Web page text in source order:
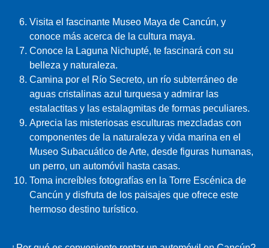
Visita el fascinante Museo Maya de Cancún, y
conoce más acerca de la cultura maya.
Conoce la Laguna Nichupté, te fascinará con su
belleza y naturaleza.
Camina por el Río Secreto, un río subterráneo de
aguas cristalinas azul turquesa y admirar las
estalactitas y las estalagmitas de formas peculiares.
Aprecia las misteriosas esculturas mezcladas con
componentes de la naturaleza y vida marina en el
Museo Subacuático de Arte, desde figuras humanas,
un perro, un automóvil hasta casas.
Toma increíbles fotografías en la Torre Escénica de
Cancún y disfruta de los paisajes que ofrece este
hermoso destino turístico.